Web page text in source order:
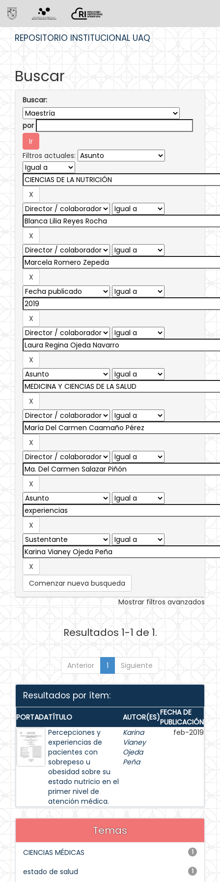
REPOSITORIO INSTITUCIONAL UAQ
Buscar
Buscar:
por
Filtros actuales:
Comenzar nueva busqueda
Mostrar filtros avanzados
Resultados 1-1 de 1.
Anterior 1 Siguiente
Resultados por ítem:
PORTADATÍTULO AUTOR(ES)FECHA DE
PUBLICACIÓN
Percepciones y
experiencias de
pacientes con
sobrepeso u
obesidad sobre su
estado nutricio en el
primer nivel de
atención médica.
Karina
Vianey
Ojeda
Peña
feb-2019
Temas
1
CIENCIAS MÉDICAS
1
estado de salud